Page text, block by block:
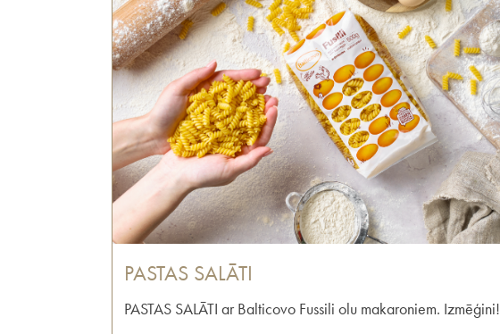
PASTAS SALĀTI
PASTAS SALĀTI ar Balticovo Fussili olu makaroniem. Izmēģini!